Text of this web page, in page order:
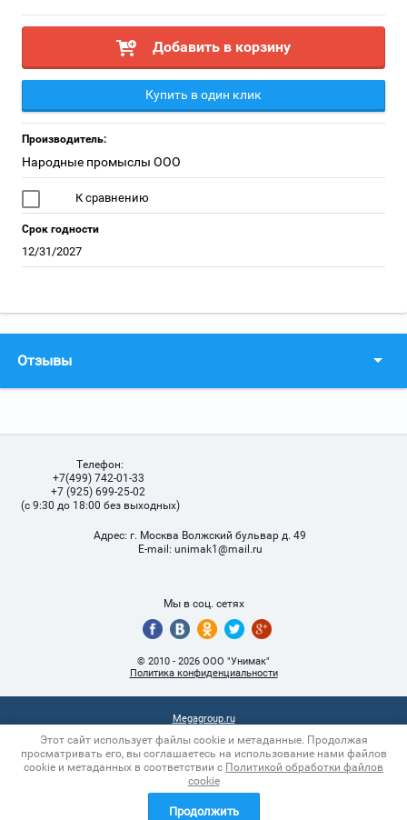
Добавить в корзину
Купить в один клик
Производитель:
Народные промыслы ООО
К сравнению
Срок годности
12/31/2027
Отзывы
Телефон:
+7(499) 742-01-33
+7 (925) 699-25-02
(с 9:30 до 18:00 без выходных)
Адрес: г. Москва Волжский бульвар д. 49
Е-mail: unimak1@mail.ru
Мы в соц. сетях
© 2010 - 2026 ООО "Унимак"
Политика конфиденциальности
Megagroup.ru
Этот сайт использует файлы cookie и метаданные. Продолжая
просматривать его, вы соглашаетесь на использование нами файлов
cookie и метаданных в соответствии с Политикой обработки файлов
cookie
Продолжить